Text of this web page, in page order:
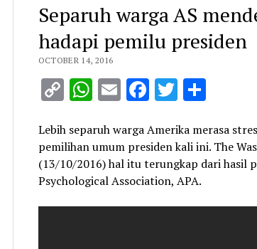
Separuh warga AS
hadapi pemilu presiden
OCTOBER 14, 2016
CopyWhatsApp
EmailFacebook
Twitter
Share
Lebih separuh warga Amerika merasa
pemilihan umum presiden kali ini. The
(13/10/2016) hal itu terungkap dari hasil
Psychological Association, APA.